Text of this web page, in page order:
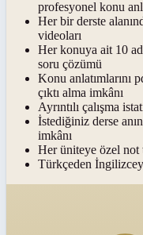
profesyonel konu
Her bir derste
videoları
Her konuya ait 10
soru çözümü
Konu anlatımlarını
çıktı alma imkânı
Ayrıntılı çalışma
İstediğiniz derse
imkânı
Her üniteye özel not
Türkçeden